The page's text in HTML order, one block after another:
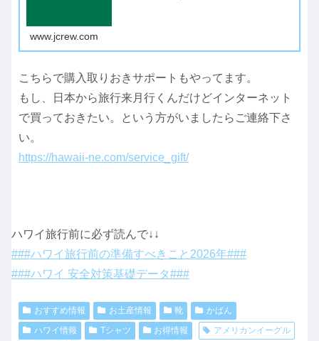
www.jcrew.com
こちらで購入取りおきサポートもやってます。
もし、日本から旅行来月行くんだけどインターネット
で買っておきたい。という方がいましたらご連絡下さ
い。
https://hawaii-ne.com/service_gift/
ハワイ旅行前に必ず読んで↓↓
###ハワイ旅行前の準備すべきこと2026年###
###ハワイ 安全対策基礎データ###
おすすめ情報 お土産情報 靴
かばん
ハワイ情報
Tシャツ お得情報
アメリカンイーグル